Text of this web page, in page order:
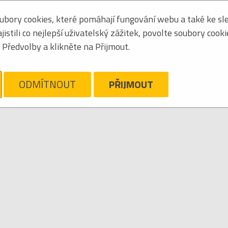
Seřadit podle: jména
výpis
cookies, které pomáhají fungování webu a také ke
co nejlepší uživatelský zážitek, povolte soubory
a klikněte na Přijmout.
ODMÍTNOUT PŘIJMOUT